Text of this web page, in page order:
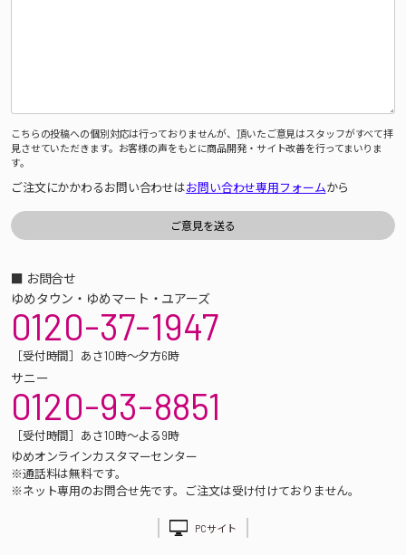
こちらの投稿への個別対応は行っておりませんが、頂いたご意見はスタッフがすべて拝
見させていただきます。お客様の声をもとに商品開発・サイト改善を行ってまいりま
す。
ご注文にかかわるお問い合わせはお問い合わせ専用フォームから
■ お問合せ
ゆめタウン・ゆめマート・ユアーズ
0120-37-1947
［受付時間］あさ10時～夕方6時
サニー
0120-93-8851
［受付時間］あさ10時～よる9時
ゆめオンラインカスタマーセンター
※通話料は無料です。
※ネット専用のお問合せ先です。ご注文は受け付けておりません。
PCサイト